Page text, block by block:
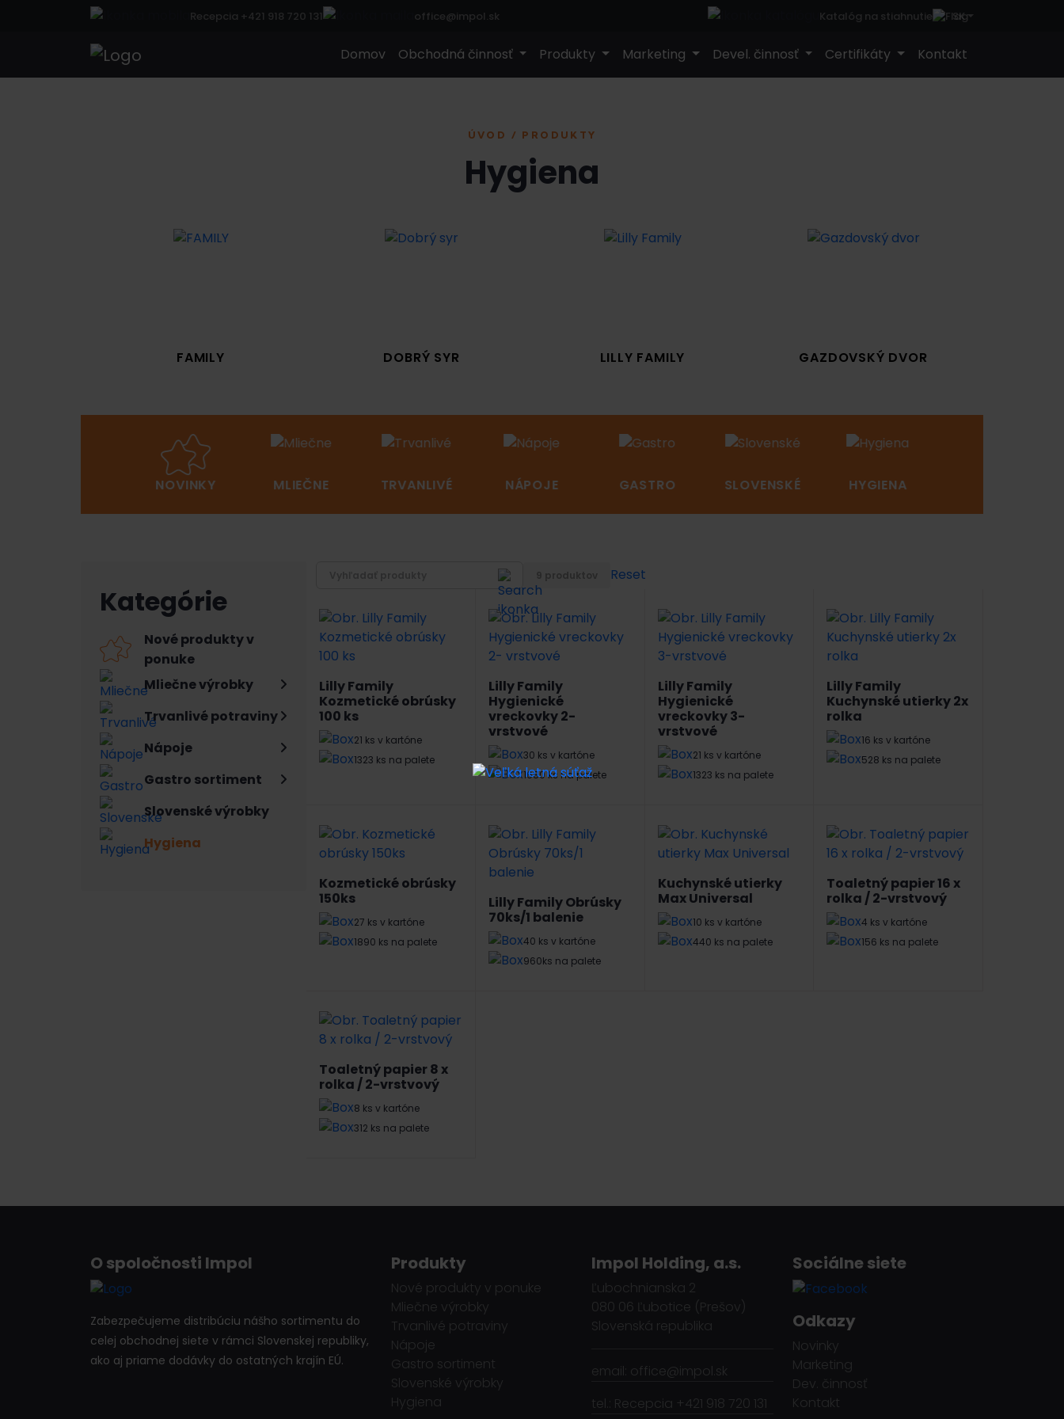
Recepcia +421 918 720 131 office@impol.sk Katalóg na stiahnutie SK
Domov Obchodná činnosť Produkty Marketing Devel. činnosť Certifikáty Kontakt
ÚVOD / PRODUKTY
Hygiena
FAMILY DOBRÝ SYR LILLY FAMILY GAZDOVSKÝ DVOR
NOVINKY MLIEČNE TRVANLIVÉ NÁPOJE GASTRO SLOVENSKÉ HYGIENA
Kategórie
Nové produkty v
ponuke
Mliečne výrobky
Trvanlivé potraviny
Nápoje
Gastro sortiment
Slovenské výrobky
Hygiena
Reset
Lilly Family
Kozmetické obrúsky
100 ks
21 ks v kartóne
1323 ks na palete
Lilly Family
Hygienické
vreckovky 2-
vrstvové
30 ks v kartóne
1680 ks na palete
Lilly Family
Hygienické
vreckovky 3-
vrstvové
21 ks v kartóne
1323 ks na palete
Lilly Family
Kuchynské utierky 2x
rolka
16 ks v kartóne
528 ks na palete
Kozmetické obrúsky
150ks
27 ks v kartóne
1890 ks na palete
Lilly Family Obrúsky
70ks/1 balenie
40 ks v kartóne
960ks na palete
Kuchynské utierky
Max Universal
10 ks v kartóne
440 ks na palete
Toaletný papier 16 x
rolka / 2-vrstvový
4 ks v kartóne
156 ks na palete
Toaletný papier 8 x
rolka / 2-vrstvový
8 ks v kartóne
312 ks na palete
O spoločnosti Impol
Zabezpečujeme distribúciu nášho sortimentu do
celej obchodnej siete v rámci Slovenskej republiky,
ako aj priame dodávky do ostatných krajín EÚ.
Produkty
Nové produkty v ponuke
Mliečne výrobky
Trvanlivé potraviny
Nápoje
Gastro sortiment
Slovenské výrobky
Hygiena
Impol Holding, a.s.
Ľubochnianska 2
080 06 Ľubotice (Prešov)
Slovenská republika
email: office@impol.sk
tel.: Recepcia +421 918 720 131
Sociálne siete
Odkazy
Novinky
Marketing
Dev. činnosť
Kontakt